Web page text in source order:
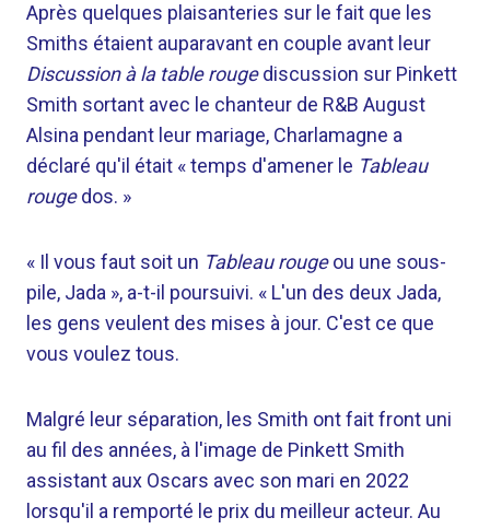
Après quelques plaisanteries sur le fait que les
Smiths étaient auparavant en couple avant leur
Discussion à la table rougediscussion sur Pinkett
Smith sortant avec le chanteur de R&B August
Alsina pendant leur mariage, Charlamagne a
déclaré qu'il était « temps d'amener le Tableau
rougedos. »
« Il vous faut soit un Tableau rougeou une sous-
pile, Jada », a-t-il poursuivi. « L'un des deux Jada,
les gens veulent des mises à jour. C'est ce que
vous voulez tous.
Malgré leur séparation, les Smith ont fait front uni
au fil des années, à l'image de Pinkett Smith
assistant aux Oscars avec son mari en 2022
lorsqu'il a remporté le prix du meilleur acteur. Au